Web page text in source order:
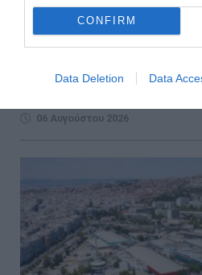
CONFIRM
Data Deletion Data
στήριξης των
Με στόχο τη συνεχή και
τις καταστροφικές πυρκαγιές
06 Αυγούστου 2026